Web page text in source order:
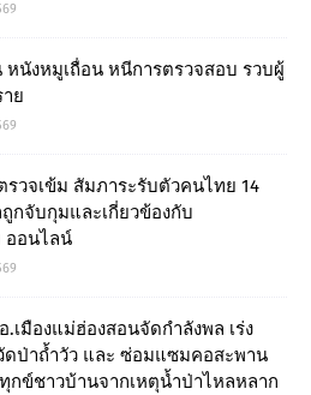
นังหมูเถื่อน หนีการตรวจสอบ รวบผู้
ย
รวจเข้ม สัมภาระรับตัวคนไทย 14
กจับกุมและเกี่ยวข้องกับ
ออนไลน์
.เมืองแม่ฮ่องสอนจัดกำลังพล เร่ง
ป่าถ้ำวัว และ ซ่อมแซมคอสะพาน
กข์ชาวบ้านจากเหตุน้ำป่าไหลหลาก